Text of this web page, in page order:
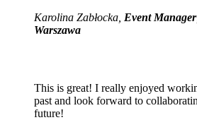
Karolina Zabłocka, Event Manager,
Warszawa
This is great! I really enjoyed
past and look forward to
future!